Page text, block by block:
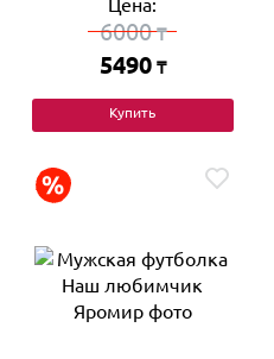
Цена:
6000₸
5490 ₸
Купить